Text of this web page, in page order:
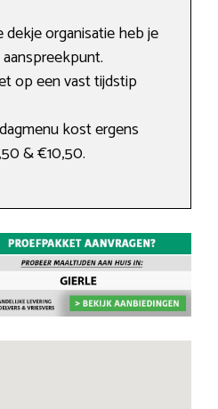
dekje organisatie heb je
op een vast tijdstip
kost ergens
& €10,50.